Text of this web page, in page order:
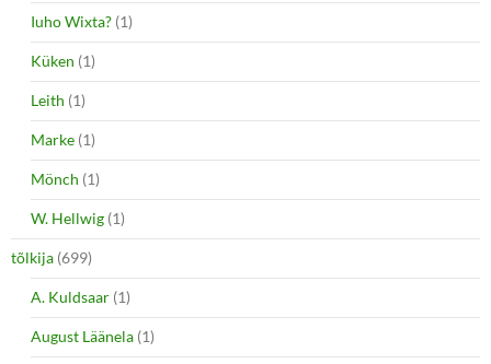
Iuho Wixta? (1)
Küken (1)
Leith (1)
Marke (1)
Mönch (1)
W. Hellwig (1)
tõlkija (699)
A. Kuldsaar (1)
August Läänela (1)